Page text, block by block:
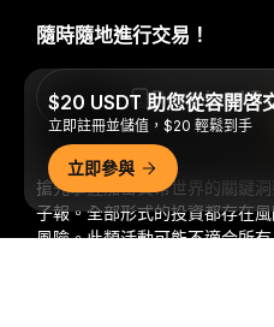
搶先掌握加密貨幣世界的關鍵
子報。全部形式的投資都存在
風險。此類活動可能不適合所
隨時隨地進行交易！
Download
$20 USDT 助您從容開啓
立即註冊並儲值，$20 輕鬆到手
立即參與